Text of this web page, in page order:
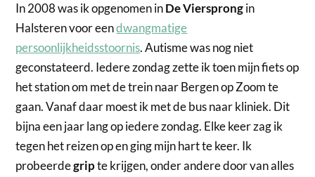
In 2008 was ik opgenomen inDe Viersprongin
Halsteren voor eendwangmatige
persoonlijkheidsstoornis. Autisme was nog niet
geconstateerd. Iedere zondag zette ik toen mijn fiets op
het station om met de trein naar Bergen op Zoom te
gaan. Vanaf daar moest ik met de bus naar kliniek. Dit
bijna een jaar lang op iedere zondag. Elke keer zag ik
tegen het reizen op en ging mijn hart te keer. Ik
probeerdegripte krijgen, onder andere door van alles